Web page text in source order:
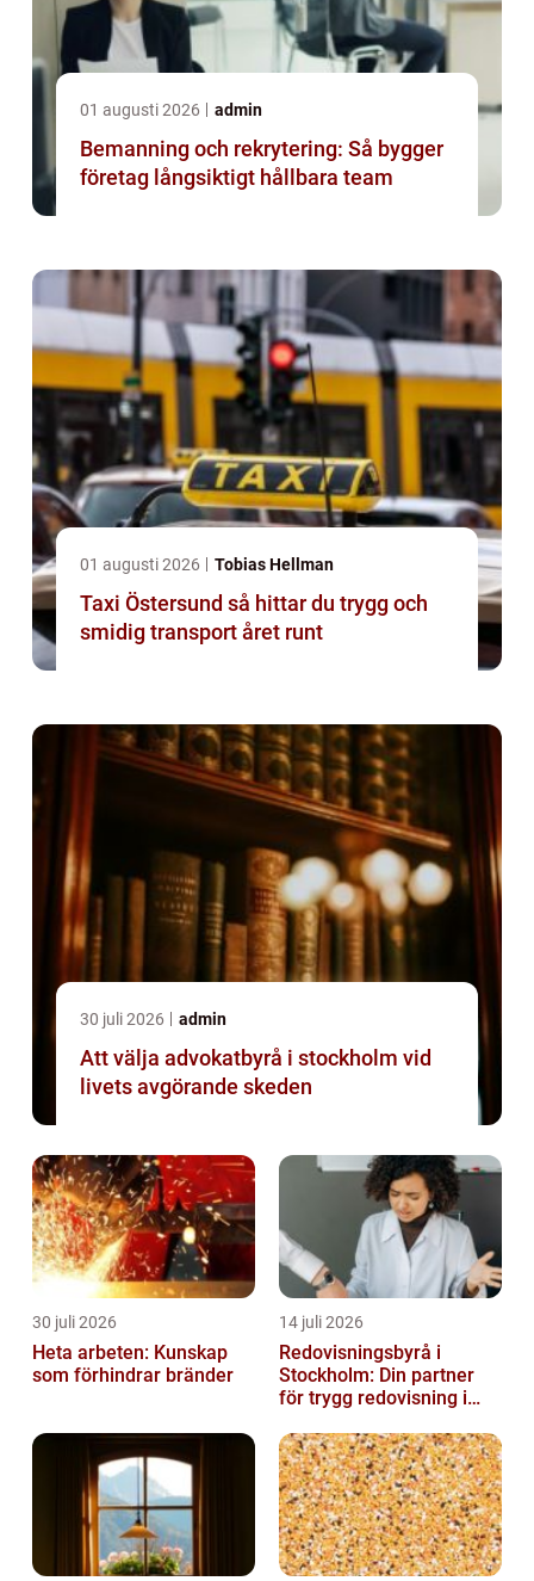
01 augusti 2026 admin
Bemanning och rekrytering: Så bygger
företag långsiktigt hållbara team
01 augusti 2026 Tobias Hellman
Taxi Östersund så hittar du trygg och
smidig transport året runt
30 juli 2026 admin
Att välja advokatbyrå i stockholm vid
livets avgörande skeden
30 juli 2026
Heta arbeten: Kunskap
som förhindrar bränder
14 juli 2026
Redovisningsbyrå i
Stockholm: Din partner
för trygg redovisning i